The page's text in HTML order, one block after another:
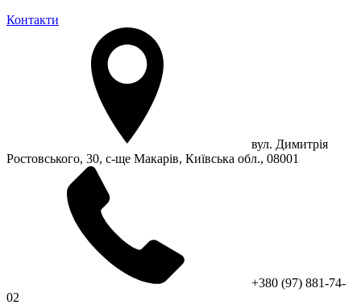
Контакти
вул. Димитрія
Ростовського, 30, с-ще Макарів, Київська обл., 08001
+380 (97) 881-74-
02